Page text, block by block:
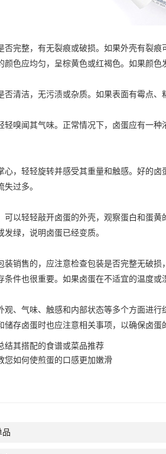
整，有无裂痕或破损。如果外壳有裂痕
应均匀，呈棕黄色或红褐色。如果颜色
洁，无污渍或杂质。如果表面有霉点、
闻其气味。正常情况下，卤蛋应有一种
轻轻旋转并感受其重量和触感。好的卤
过多。
轻轻敲开卤蛋的外壳，观察蛋白和蛋黄
绿，说明卤蛋已经变质。
售的，应注意检查包装是否完整无破损
也很重要。如果卤蛋在不适宜的温度或
气味、触感和内部状态等多个方面进行
存卤蛋时也应注意相关事项，以确保卤蛋
结其搭配的食谱或菜品推荐
您如何使煎蛋的口感更加嫩滑
品